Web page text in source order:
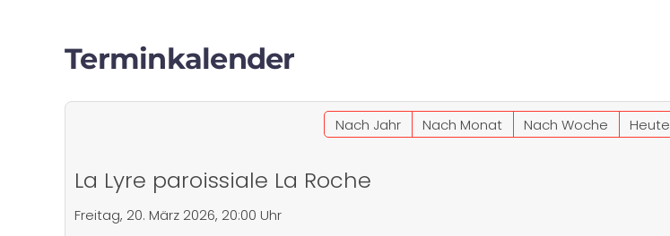
Terminkalender
Nach Jahr Nach Monat Nach Woche Heute
La Lyre paroissiale La Roche
Freitag, 20. März 2026, 20:00 Uhr